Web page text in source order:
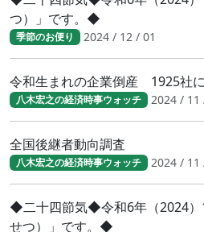
つ）」です。◆
季節のお便り 2024 / 12 / 01
令和生まれの企業倒産 1925社に
八木宏之の経済時事ウォッチ 2024 / 11
全国後継者動向調査
八木宏之の経済時事ウォッチ 2024 / 11
◆二十四節気◆令和6年（2024）
せつ）」です。◆